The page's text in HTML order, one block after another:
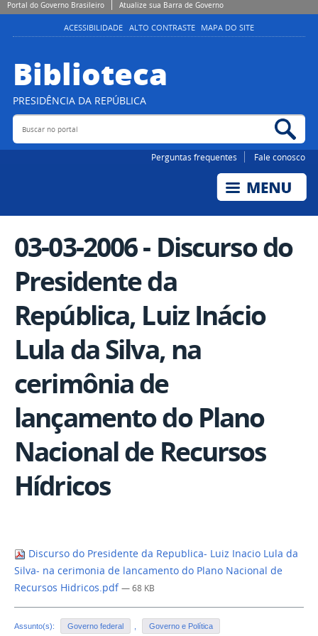
Portal do Governo Brasileiro Atualize sua Barra de Governo
ACESSIBILIDADE ALTO CONTRASTE MAPA DO SITE
Biblioteca
PRESIDÊNCIA DA REPÚBLICA
Buscar no portal
Perguntas frequentes Fale conosco
03-03-2006 - Discurso do
Presidente da
República, Luiz Inácio
Lula da Silva, na
cerimônia de
lançamento do Plano
Nacional de Recursos
Hídricos
Discurso do Presidente da Republica- Luiz Inacio Lula da
Silva- na cerimonia de lancamento do Plano Nacional de
Recursos Hidricos.pdf — 68 KB
Assunto(s): Governo federal Governo e Política